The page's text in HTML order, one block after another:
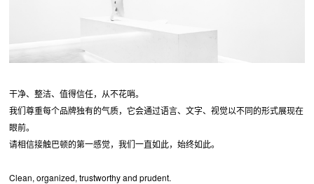
干净、整洁、值得信任，从不花哨。
我们尊重每个品牌独有的气质，它会通过语言、文字、视觉以不同的形式展现在
眼前。
请相信接触巴顿的第一感觉，我们一直如此，始终如此。
Clean, organized, trustworthy and prudent.